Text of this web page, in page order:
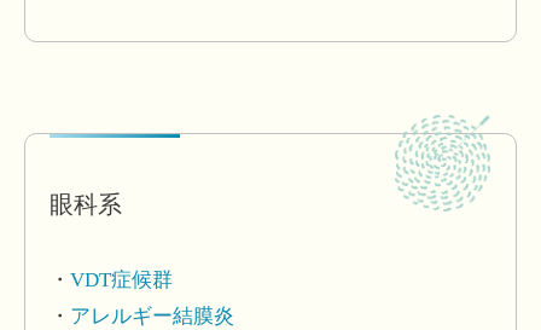
眼科系
VDT症候群
アレルギー結膜炎